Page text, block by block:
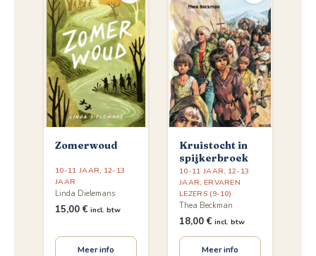
Zomerwoud
10-11 JAAR, 12-13
JAAR
Linda Dielemans
15,00 € incl. btw
Meer info
Kruistocht in
spijkerbroek
10-11 JAAR, 12-13
JAAR, ERVAREN
LEZERS (9-10)
Thea Beckman
18,00 € incl. btw
Meer info